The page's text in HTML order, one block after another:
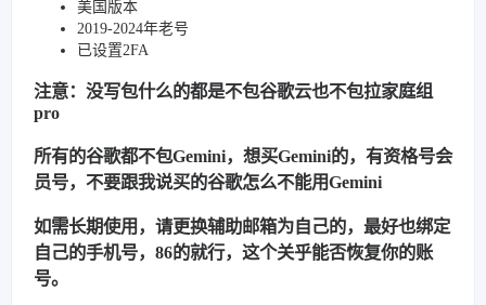
美国版本
2019-2024年老号
已设置2FA
注意：没写包什么的都是不包谷歌云也不包拉家庭组
pro
所有的谷歌都不包Gemini，想买Gemini的，有资格号会
员号，不要跟我说买的谷歌怎么不能用Gemini
如需长期使用，请更换辅助邮箱为自己的，最好也绑定
自己的手机号，86的就行，这个关乎能否恢复你的账
号。